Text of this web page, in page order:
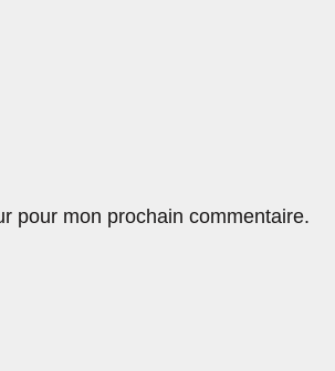
pour mon prochain commentaire.